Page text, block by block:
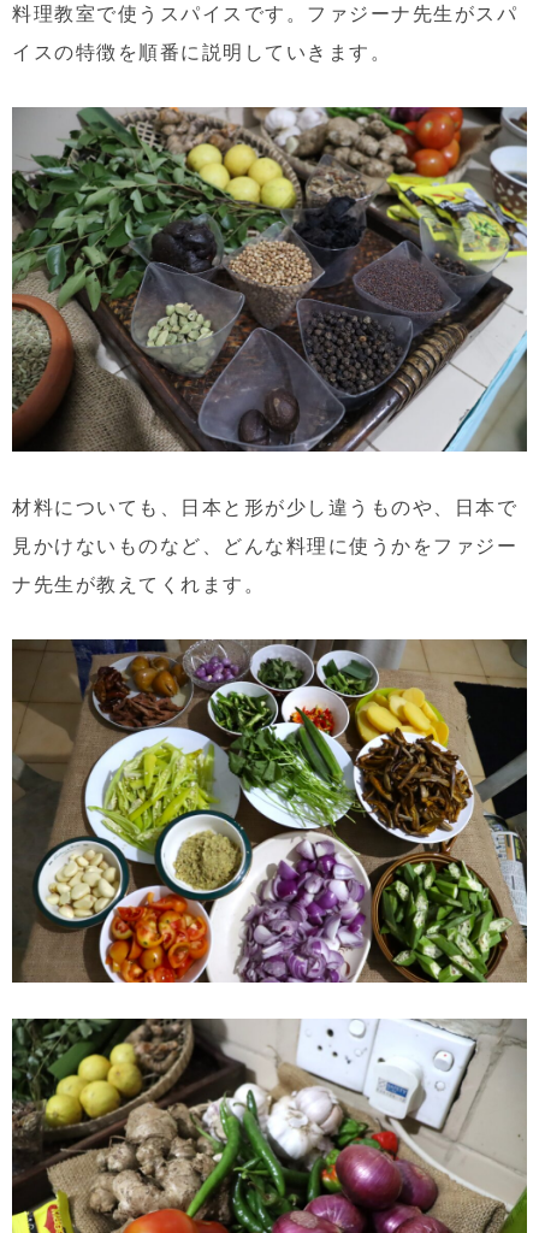
料理教室で使うスパイスです。ファジーナ先生がスパ
イスの特徴を順番に説明していきます。
材料についても、日本と形が少し違うものや、日本で
見かけないものなど、どんな料理に使うかをファジー
ナ先生が教えてくれます。